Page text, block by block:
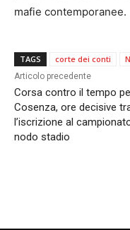
mafie contemporanee.
TAGS corte dei conti
Articolo precedente
Corsa contro il tempo
Cosenza, ore decisive
l’iscrizione al
nodo stadio